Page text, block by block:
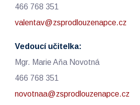
466 768 351
valentav@zsprodlouzenapce.cz
Vedoucí učitelka:
Mgr. Marie Aňa Novotná
466 768 351
novotnaa@zsprodlouzenapce.cz